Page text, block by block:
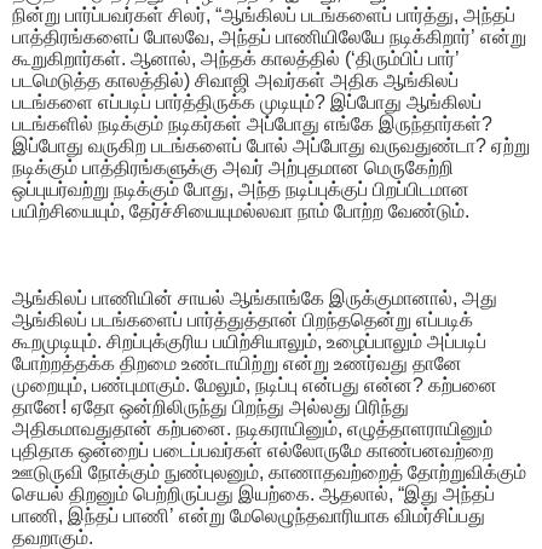
நின்று பார்ப்பவர்கள் சிலர், “ஆங்கிலப் படங்களைப் பார்த்து, அந்தப்
பாத்திரங்களைப் போலவே, அந்தப் பாணியிலேயே நடிக்கிறார்’ என்று
கூறுகிறார்கள். ஆனால், அந்தக் காலத்தில் (‘திரும்பிப் பார்’
படமெடுத்த காலத்தில்) சிவாஜி அவர்கள் அதிக ஆங்கிலப்
படங்களை எப்படிப் பார்த்திருக்க முடியும்? இப்போது ஆங்கிலப்
படங்களில் நடிக்கும் நடிகர்கள் அப்போது எங்கே இருந்தார்கள்?
இப்போது வருகிற படங்களைப் போல் அப்போது வருவதுண்டா? ஏற்று
நடிக்கும் பாத்திரங்களுக்கு அவர் அற்புதமான மெருகேற்றி
ஒப்புயர்வற்று நடிக்கும் போது, அந்த நடிப்புக்குப் பிறப்பிடமான
பயிற்சியையும், தேர்ச்சியையுமல்லவா நாம் போற்ற வேண்டும்.
ஆங்கிலப் பாணியின் சாயல் ஆங்காங்கே இருக்குமானால், அது
ஆங்கிலப் படங்களைப் பார்த்துத்தான் பிறந்ததென்று எப்படிக்
கூறமுடியும். சிறப்புக்குரிய பயிற்சியாலும், உழைப்பாலும் அப்படிப்
போற்றத்தக்க திறமை உண்டாயிற்று என்று உணர்வது தானே
முறையும், பண்புமாகும். மேலும், நடிப்பு என்பது என்ன? கற்பனை
தானே! ஏதோ ஒன்றிலிருந்து பிறந்து அல்லது பிரிந்து
அதிகமாவதுதான் கற்பனை. நடிகராயினும், எழுத்தாளராயினும்
புதிதாக ஒன்றைப் படைப்பவர்கள் எல்லோருமே காண்பனவற்றை
ஊடுருவி நோக்கும் நுண்புலனும், காணாதவற்றைத் தோற்றுவிக்கும்
செயல் திறனும் பெற்றிருப்பது இயற்கை. ஆதலால், “இது அந்தப்
பாணி, இந்தப் பாணி’ என்று மேலெழுந்தவாரியாக விமர்சிப்பது
தவறாகும்.